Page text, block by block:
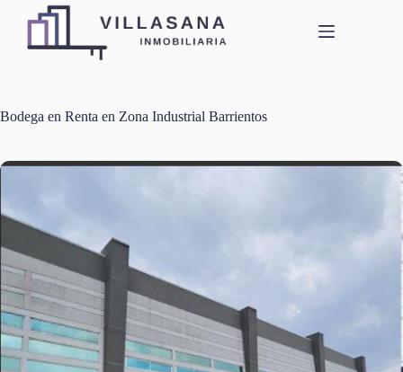
Bodega en Renta en Zona Industrial Barrientos